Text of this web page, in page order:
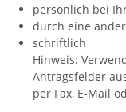
persönlich bei
durch eine
schriftlich
Hinweis:
Antragsfelder
per Fax, E-Mail